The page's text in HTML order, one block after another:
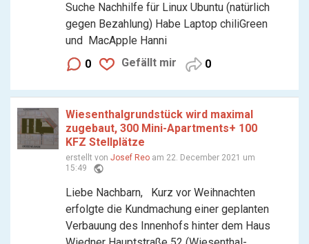
Suche Nachhilfe für Linux Ubuntu (natürlich
gegen Bezahlung) Habe Laptop chiliGreen
und MacApple Hanni
0
Gefällt mir 0
Wiesenthalgrundstück wird maximal
zugebaut, 300 Mini-Apartments+ 100
KFZ Stellplätze
erstellt von Josef Reo am 22. December 2021 um
15:49 public
Liebe Nachbarn, Kurz vor Weihnachten
erfolgte die Kundmachung einer geplanten
Verbauung des Innenhofs hinter dem Haus